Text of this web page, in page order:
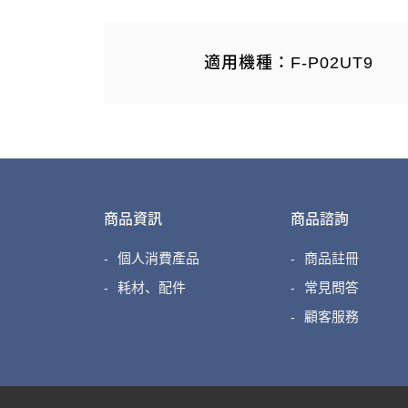
適用機種：F-P02UT9
商品資訊
個人消費產品
耗材、配件
商品諮詢
商品註冊
常見問答
顧客服務